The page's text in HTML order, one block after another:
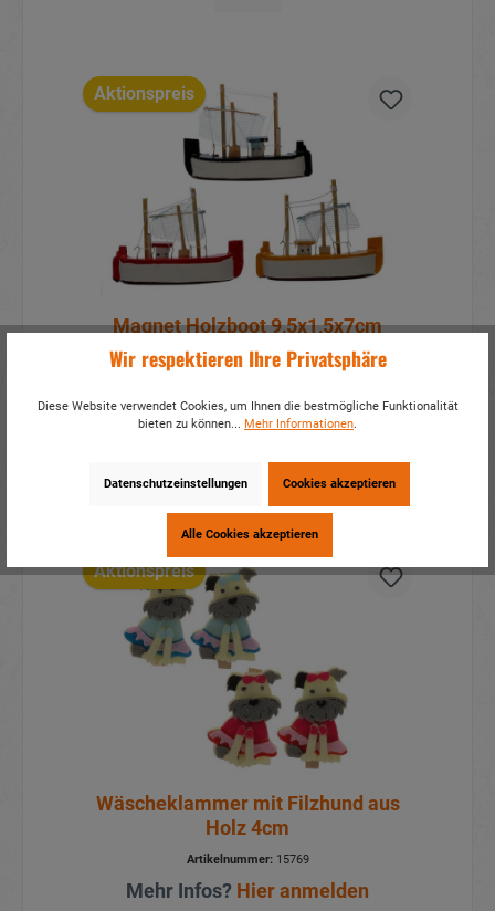
Aktionspreis
Magnet Holzboot 9,5x1,5x7cm
Mehr Infos?Hier anmelden
Aktionspreis
Wäscheklammer mit Filzhund aus
Holz 4cm
Artikelnummer:15769
Mehr Infos? Hier anmelden
Wir respektieren Ihre Privatsphäre
Diese Website verwendet Cookies, um Ihnen die bestmögliche Funktionalität
bieten zu können... Mehr Informationen.
Datenschutzeinstellungen Cookies akzeptieren
Alle Cookies akzeptieren